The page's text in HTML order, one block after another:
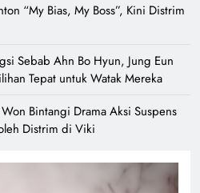
“My Bias, My Boss”, Kini Distrim
Sebab Ahn Bo Hyun, Jung Eun
Tepat untuk Watak Mereka
Bintangi Drama Aksi Suspens
Distrim di Viki